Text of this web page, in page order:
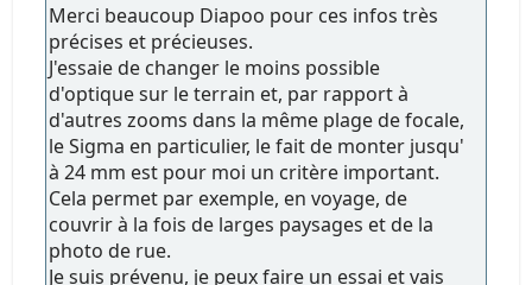
Merci beaucoup Diapoo pour ces infos très
précises et précieuses.
J'essaie de changer le moins possible
d'optique sur le terrain et, par rapport à
d'autres zooms dans la même plage de focale,
le Sigma en particulier, le fait de monter jusqu'
à 24 mm est pour moi un critère important.
Cela permet par exemple, en voyage, de
couvrir à la fois de larges paysages et de la
photo de rue.
Je suis prévenu, je peux faire un essai et vais